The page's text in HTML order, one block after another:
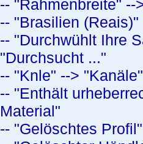
-- "Rahmenbreite" --
-- "Brasilien
-- "Durchwühlt Ihre
"Durchsucht ..."
-- "Knle" --> "Kanäle"
-- "Enthält
Material"
-- "Gelöschtes